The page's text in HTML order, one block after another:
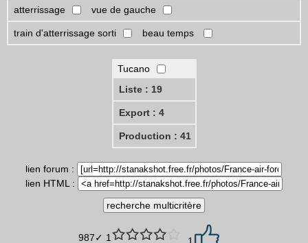
atterrissage vue de gauche
train d'atterrissage sorti beau temps
Tucano
Liste : 19
Export : 4
Production : 41
lien forum :
lien HTML :
987✓ 1 1